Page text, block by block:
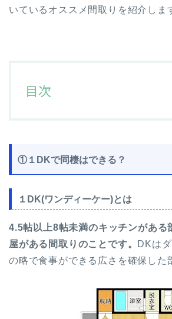
いているオススメ間取りを紹介しま
目次
①１DKで同棲はできる？
１DK(ワンディーケー)とは
4.5帖以上8帖未満のキッチンがある
屋がある間取りのことです。 DKは
の略で食事ができる広さを確保した